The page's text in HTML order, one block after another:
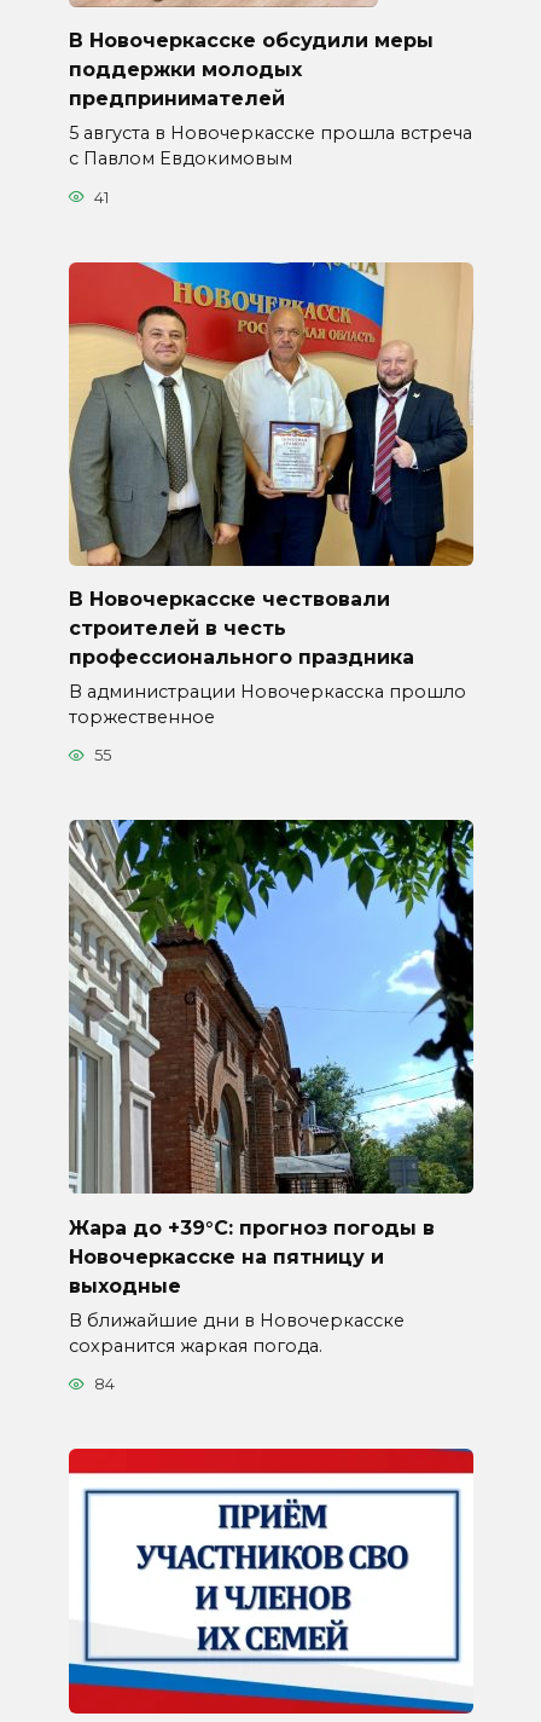
В Новочеркасске обсудили меры
поддержки молодых
предпринимателей
5 августа в Новочеркасске прошла встреча
с Павлом Евдокимовым
41
В Новочеркасске чествовали
строителей в честь
профессионального праздника
В администрации Новочеркасска прошло
торжественное
55
Жара до +39°C: прогноз погоды в
Новочеркасске на пятницу и
выходные
В ближайшие дни в Новочеркасске
сохранится жаркая погода.
84